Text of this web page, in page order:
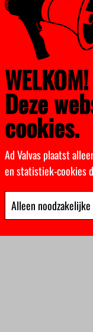
WELKOM!
Deze
cookies.
Ad Valvas plaatst
en statistiek-cookies
Alleen